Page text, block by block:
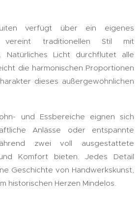
verfügt über ein eigenes
vereint traditionellen Stil mit
Natürliches Licht durchflutet alle
die harmonischen Proportionen
dieses außergewöhnlichen
und Essbereiche eignen sich
Anlässe oder entspannte
zwei voll ausgestattete
Komfort bieten. Jedes Detail
Geschichte von Handwerkskunst,
historischen Herzen Mindelos.